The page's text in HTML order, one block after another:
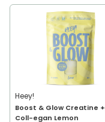
Heey!
Boost & Glow Creatine +
Coll-egan Lemon